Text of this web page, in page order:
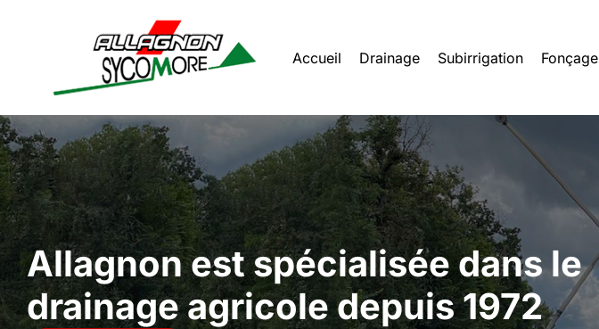
Accueil Drainage Subirrigation Fonçage
Allagnon est spécialisée dans le
drainage agricole depuis 1972
Allagnon est spécialisée dans le
drainage agricole depuis 1972